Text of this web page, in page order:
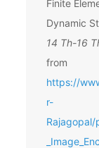
Finite
Dynamic
14 Th-16
from
https://
r-
Rajagopal/